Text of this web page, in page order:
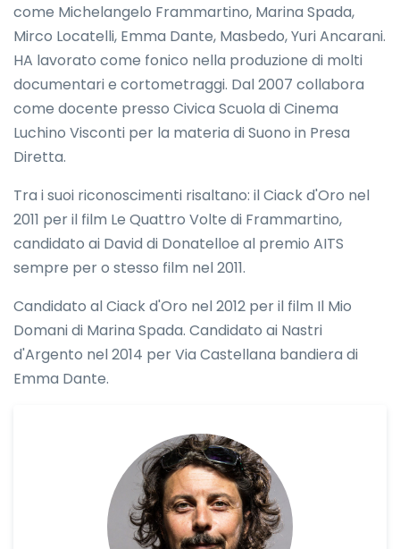
come Michelangelo Frammartino, Marina Spada,
Mirco Locatelli, Emma Dante, Masbedo, Yuri Ancarani.
HA lavorato come fonico nella produzione di molti
documentari e cortometraggi. Dal 2007 collabora
come docente presso Civica Scuola di Cinema
Luchino Visconti per la materia di Suono in Presa
Diretta.
Tra i suoi riconoscimenti risaltano: il Ciack d'Oro nel
2011 per il film Le Quattro Volte di Frammartino,
candidato ai David di Donatelloe al premio AITS
sempre per o stesso film nel 2011.
Candidato al Ciack d'Oro nel 2012 per il film Il Mio
Domani di Marina Spada. Candidato ai Nastri
d'Argento nel 2014 per Via Castellana bandiera di
Emma Dante.